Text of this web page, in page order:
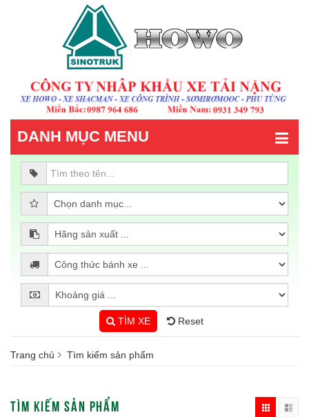
DANH MỤC MENU
TÌM XE Reset
Trang chủ Tìm kiếm sản phẩm
TÌM KIẾM SẢN PHẨM